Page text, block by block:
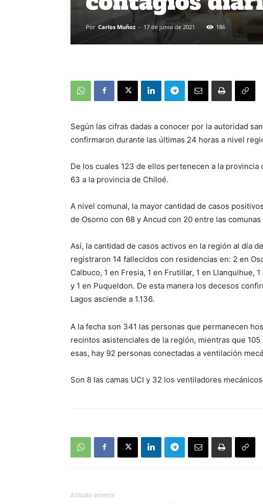
Por Carlos Muñoz - 17 de junio de 2021 186
Según las cifras dadas a conocer por la autoridad
confirmaron durante las últimas 24 horas a nivel
De los cuales 123 de ellos pertenecen a la provincia
63 a la provincia de Chiloé.
A nivel comunal, la mayor cantidad de casos
de Osorno con 68 y Ancud con 20 entre las
Así, la cantidad de casos activos en la región al día
registraron 14 fallecidos con residencias en: 2 en
Calbuco, 1 en Fresia, 1 en Frutillar, 1 en Llanquihue,
y 1 en Puqueldon. De esta manera los decesos
Lagos asciende a 1.136.
A la fecha son 341 las personas que permanecen
recintos asistenciales de la región, mientras que
esas, hay 92 personas conectadas a ventilación
Son 8 las camas UCI y 32 los ventiladores
Artículo anterior